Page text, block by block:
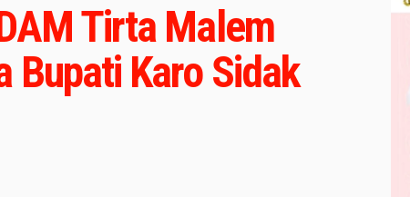
Tirta Malem
Bupati Karo Sidak